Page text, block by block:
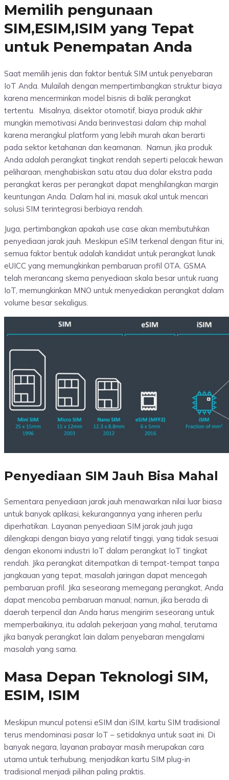
Memilih pengunaan
SIM,ESIM,ISIM yang Tepat
untuk Penempatan Anda
Saat memilih jenis dan faktor bentuk SIM untuk penyebaran
IoT Anda. Mulailah dengan mempertimbangkan struktur biaya
karena mencerminkan model bisnis di balik perangkat
tertentu. Misalnya, disektor otomotif, biaya produk akhir
mungkin memotivasi Anda berinvestasi dalam chip mahal
karena merangkul platform yang lebih murah akan berarti
pada sektor ketahanan dan keamanan. Namun, jika produk
Anda adalah perangkat tingkat rendah seperti pelacak hewan
peliharaan, menghabiskan satu atau dua dolar ekstra pada
perangkat keras per perangkat dapat menghilangkan margin
keuntungan Anda. Dalam hal ini, masuk akal untuk mencari
solusi SIM terintegrasi berbiaya rendah.
Juga, pertimbangkan apakah use case akan membutuhkan
penyediaan jarak jauh. Meskipun eSIM terkenal dengan fitur ini,
semua faktor bentuk adalah kandidat untuk perangkat lunak
eUICC yang memungkinkan pembaruan profil OTA. GSMA
telah merancang skema penyediaan skala besar untuk ruang
IoT, memungkinkan MNO untuk menyediakan perangkat dalam
volume besar sekaligus.
Penyediaan SIM Jauh Bisa Mahal
Sementara penyediaan jarak jauh menawarkan nilai luar biasa
untuk banyak aplikasi, kekurangannya yang inheren perlu
diperhatikan. Layanan penyediaan SIM jarak jauh juga
dilengkapi dengan biaya yang relatif tinggi, yang tidak sesuai
dengan ekonomi industri IoT dalam perangkat IoT tingkat
rendah. Jika perangkat ditempatkan di tempat-tempat tanpa
jangkauan yang tepat, masalah jaringan dapat mencegah
pembaruan profil. Jika seseorang memegang perangkat, Anda
dapat mencoba pembaruan manual; namun, jika berada di
daerah terpencil dan Anda harus mengirim seseorang untuk
memperbaikinya, itu adalah pekerjaan yang mahal, terutama
jika banyak perangkat lain dalam penyebaran mengalami
masalah yang sama.
Masa Depan Teknologi SIM,
ESIM, ISIM
Meskipun muncul potensi eSIM dan iSIM, kartu SIM tradisional
terus mendominasi pasar IoT – setidaknya untuk saat ini. Di
banyak negara, layanan prabayar masih merupakan cara
utama untuk terhubung, menjadikan kartu SIM plug-in
tradisional menjadi pilihan paling praktis.